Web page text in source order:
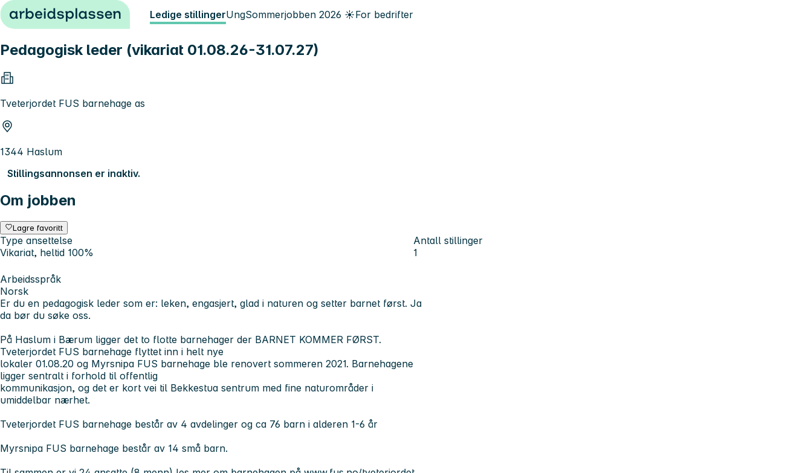
Hopp til innhold Ledige stillingerUngSommerjobben 2026 ☀️For bedrifter
Pedagogisk leder (vikariat 01.08.26-31.07.27)
Tveterjordet FUS barnehage as
1344 Haslum
Stillingsannonsen er inaktiv.
Om jobben
Lagre favoritt
Type ansettelse
Vikariat, heltid 100%
Antall stillinger
1
Arbeidsspråk
Norsk
Er du en pedagogisk leder som er: leken, engasjert, glad i naturen og setter barnet først. Ja
da bør du søke oss.
På Haslum i Bærum ligger det to flotte barnehager der BARNET KOMMER FØRST.
Tveterjordet FUS barnehage flyttet inn i helt nye
lokaler 01.08.20 og Myrsnipa FUS barnehage ble renovert sommeren 2021. Barnehagene
ligger sentralt i forhold til offentlig
kommunikasjon, og det er kort vei til Bekkestua sentrum med fine naturområder i
umiddelbar nærhet.
Tveterjordet FUS barnehage består av 4 avdelinger og ca 76 barn i alderen 1-6 år
Myrsnipa FUS barnehage består av 14 små barn.